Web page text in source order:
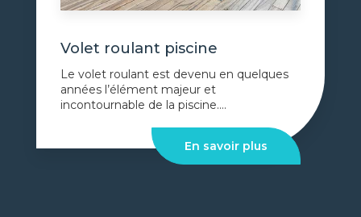
Volet roulant piscine
Le volet roulant est devenu en quelques
années l’élément majeur et
incontournable de la piscine....
En savoir plus